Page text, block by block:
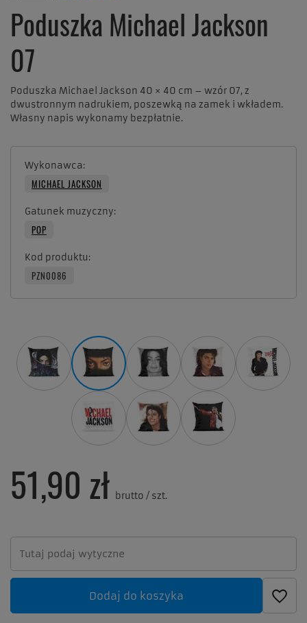
Poduszka Michael Jackson
07
Poduszka Michael Jackson 40 × 40 cm – wzór 07, z
dwustronnym nadrukiem, poszewką na zamek i wkładem.
Własny napis wykonamy bezpłatnie.
Wykonawca
MICHAEL JACKSON
Gatunek muzyczny
POP
Kod produktu
PZN0086
51,90 zł brutto / szt.
Dodaj do koszyka